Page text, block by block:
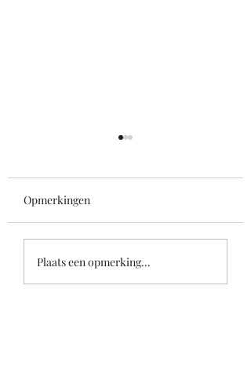
Woche 7
Opmerkingen
Plaats een opmerking...